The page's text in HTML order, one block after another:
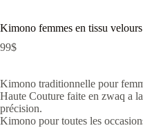
Kimono femmes en tissu
99$
Kimono traditionnelle pour
Haute Couture faite en zwaq a
précision.
Kimono pour toutes les